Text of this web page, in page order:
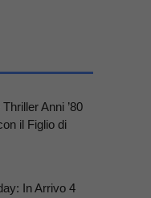
Anni ’80
il Figlio di
In Arrivo 4